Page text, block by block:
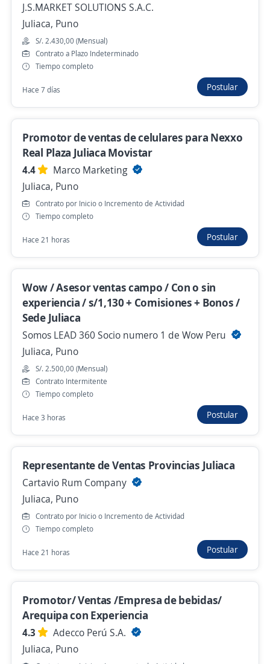
Mercaderista de Ruta / Vendedor / S/1530 +
Movilidad + Comisiones
4,3
Adecco Perú S.A.
Puno, Puno
Bebidas
Adecco Perú S.A.
Puno, Puno
Hace 4 días
Supervisor de fija para vendedores de
campo / Juliaca
Juliaca, Puno
Hace 4 días
Ejecutivo comercial POS B2B (Puno)
Automatizate Negocios
Puno, Puno
Se precisa Urgente Empleo destacado
¡J U L I A C A! Asesor de Préstamos por
Convenio BBVA
Importante empresa del sector
Hace 4 días
Anterior
Nuevas ofertas de empleo
J.S.MARKET SOLUTIONS S.A.C.
Juliaca, Puno
S/. 2.430,00 (Mensual)
Contrato a Plazo Indeterminado
Tiempo completo
Hace 7 días Postular
Promotor de ventas de celulares para Nexxo
Real Plaza Juliaca Movistar
4.4
Marco Marketing
Juliaca, Puno
Contrato por Inicio o Incremento de Actividad
Tiempo completo
Hace 21 horas Postular
Wow / Asesor ventas campo / Con o sin
experiencia / s/1,130 + Comisiones + Bonos /
Sede Juliaca
Somos LEAD 360 Socio numero 1 de Wow Peru
Juliaca, Puno
S/. 2.500,00 (Mensual)
Contrato Intermitente
Tiempo completo
Hace 3 horas Postular
Representante de Ventas Provincias Juliaca
Cartavio Rum Company
Juliaca, Puno
Contrato por Inicio o Incremento de Actividad
Tiempo completo
Hace 21 horas Postular
Promotor/ Ventas /Empresa de bebidas/
Arequipa con Experiencia
4.3
Adecco Perú S.A.
Juliaca, Puno